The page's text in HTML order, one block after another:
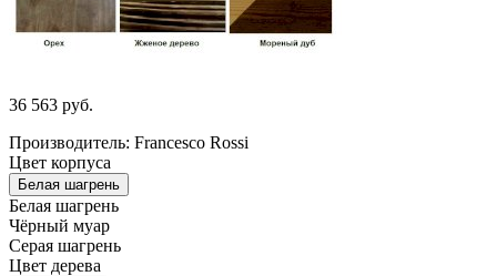
36 563 руб.
Производитель: Francesco Rossi
Цвет корпуса
Белая шагрень
Белая шагрень
Чёрный муар
Серая шагрень
Цвет дерева